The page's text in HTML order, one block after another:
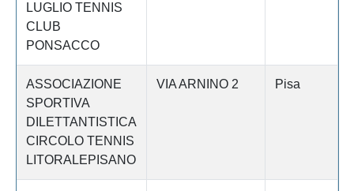
LUGLIO TENNIS
CLUB
PONSACCO
ASSOCIAZIONE
SPORTIVA
DILETTANTISTICA
CIRCOLO TENNIS
LITORALEPISANO
VIA ARNINO 2 Pisa